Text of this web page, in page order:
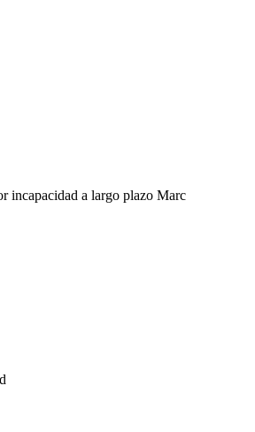
incapacidad a largo plazo Marc